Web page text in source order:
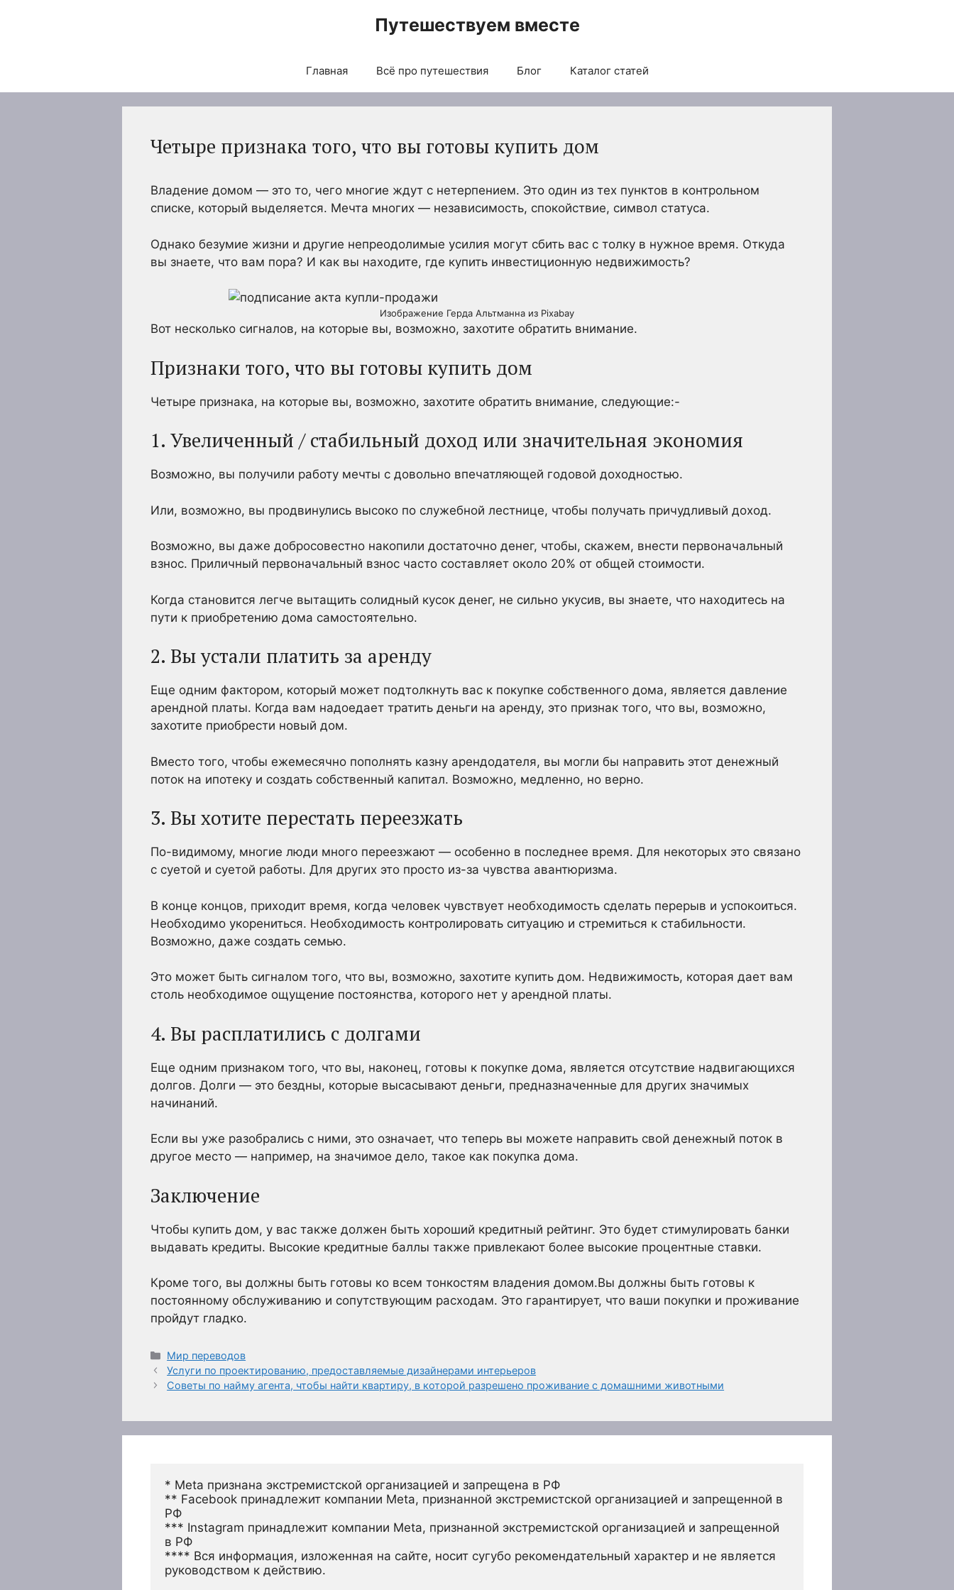
Путешествуем вместе
Главная Всё про путешествия Блог Каталог статей
Четыре признака того, что вы готовы купить дом
Владение домом — это то, чего многие ждут с нетерпением. Это один из тех пунктов в контрольном
списке, который выделяется. Мечта многих — независимость, спокойствие, символ статуса.
Однако безумие жизни и другие непреодолимые усилия могут сбить вас с толку в нужное время. Откуда
вы знаете, что вам пора? И как вы находите, где купить инвестиционную недвижимость?
Изображение Герда Альтманна из Pixabay
Вот несколько сигналов, на которые вы, возможно, захотите обратить внимание.
Признаки того, что вы готовы купить дом
Четыре признака, на которые вы, возможно, захотите обратить внимание, следующие:-
1. Увеличенный / стабильный доход или значительная экономия
Возможно, вы получили работу мечты с довольно впечатляющей годовой доходностью.
Или, возможно, вы продвинулись высоко по служебной лестнице, чтобы получать причудливый доход.
Возможно, вы даже добросовестно накопили достаточно денег, чтобы, скажем, внести первоначальный
взнос. Приличный первоначальный взнос часто составляет около 20% от общей стоимости.
Когда становится легче вытащить солидный кусок денег, не сильно укусив, вы знаете, что находитесь на
пути к приобретению дома самостоятельно.
2. Вы устали платить за аренду
Еще одним фактором, который может подтолкнуть вас к покупке собственного дома, является давление
арендной платы. Когда вам надоедает тратить деньги на аренду, это признак того, что вы, возможно,
захотите приобрести новый дом.
Вместо того, чтобы ежемесячно пополнять казну арендодателя, вы могли бы направить этот денежный
поток на ипотеку и создать собственный капитал. Возможно, медленно, но верно.
3. Вы хотите перестать переезжать
По-видимому, многие люди много переезжают — особенно в последнее время. Для некоторых это связано
с суетой и суетой работы. Для других это просто из-за чувства авантюризма.
В конце концов, приходит время, когда человек чувствует необходимость сделать перерыв и успокоиться.
Необходимо укорениться. Необходимость контролировать ситуацию и стремиться к стабильности.
Возможно, даже создать семью.
Это может быть сигналом того, что вы, возможно, захотите купить дом. Недвижимость, которая дает вам
столь необходимое ощущение постоянства, которого нет у арендной платы.
4. Вы расплатились с долгами
Еще одним признаком того, что вы, наконец, готовы к покупке дома, является отсутствие надвигающихся
долгов. Долги — это бездны, которые высасывают деньги, предназначенные для других значимых
начинаний.
Если вы уже разобрались с ними, это означает, что теперь вы можете направить свой денежный поток в
другое место — например, на значимое дело, такое как покупка дома.
Заключение
Чтобы купить дом, у вас также должен быть хороший кредитный рейтинг. Это будет стимулировать банки
выдавать кредиты. Высокие кредитные баллы также привлекают более высокие процентные ставки.
Кроме того, вы должны быть готовы ко всем тонкостям владения домом.Вы должны быть готовы к
постоянному обслуживанию и сопутствующим расходам. Это гарантирует, что ваши покупки и проживание
пройдут гладко.
Рубрики
Мир переводов
Услуги по проектированию, предоставляемые дизайнерами интерьеров
Советы по найму агента, чтобы найти квартиру, в которой разрешено проживание с домашними животными
* Meta признана экстремистской организацией и запрещена в РФ
** Facebook принадлежит компании Meta, признанной экстремистской организацией и запрещенной в
РФ
*** Instagram принадлежит компании Meta, признанной экстремистской организацией и запрещенной
в РФ
**** Вся информация, изложенная на сайте, носит сугубо рекомендательный характер и не является
руководством к действию.